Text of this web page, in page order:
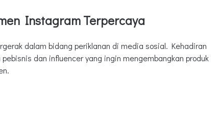
Instagram Terpercaya
dalam bidang periklanan di media sosial. Kehadiran
dan influencer yang ingin mengembangkan produk